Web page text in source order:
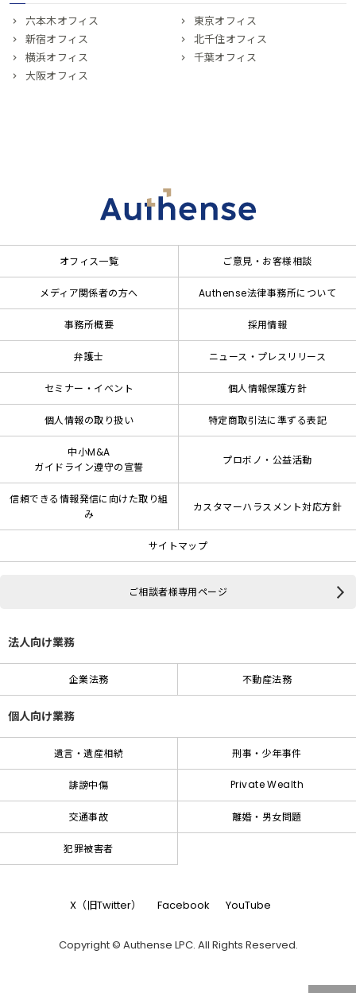
六本木オフィス
東京オフィス
新宿オフィス
北千住オフィス
横浜オフィス
千葉オフィス
大阪オフィス
オフィス一覧 ご意見・お客様相談
メディア関係者の方へ Authense法律事務所について
事務所概要 採用情報
弁護士 ニュース・プレスリリース
セミナー・イベント 個人情報保護方針
個人情報の取り扱い 特定商取引法に準ずる表記
中小M&A
ガイドライン遵守の宣誓
プロボノ・公益活動
信頼できる情報発信に向けた取り組
み
カスタマーハラスメント対応方針
サイトマップ
ご相談者様専用ページ
法人向け業務
企業法務 不動産法務
個人向け業務
遺言・遺産相続 刑事・少年事件
誹謗中傷 Private Wealth
交通事故 離婚・男女問題
犯罪被害者
X（旧Twitter） Facebook YouTube
Copyright © Authense LPC. All Rights Reserved.